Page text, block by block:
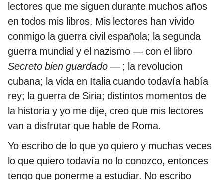
lectores que me siguen durante muchos años
en todos mis libros. Mis lectores han vivido
conmigo la guerra civil española; la segunda
guerra mundial y el nazismo ― con el libro
Secreto bien guardado ― ; la revolucion
cubana; la vida en Italia cuando todavía había
rey; la guerra de Siria; distintos momentos de
la historia y yo me dije, creo que mis lectores
van a disfrutar que hable de Roma.
Yo escribo de lo que yo quiero y muchas veces
lo que quiero todavía no lo conozco, entonces
tengo que ponerme a estudiar. No escribo